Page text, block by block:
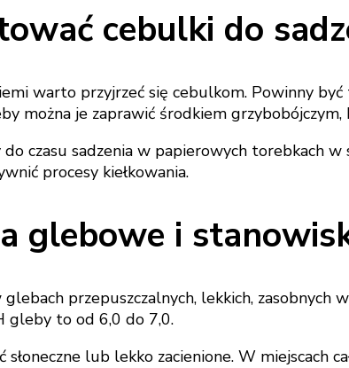
cebulki do
warto przyjrzeć się cebulkom. Powinny
można je zaprawić środkiem
czasu sadzenia w papierowych torebkach
procesy kiełkowania.
glebowe i
przepuszczalnych, lekkich,
gleby to od 6,0 do 7,0.
lub lekko zacienione. W miejscach